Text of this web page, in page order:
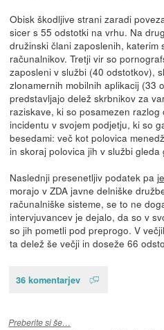
Obisk škodljive strani zaradi
sicer s 55 odstotki na vrhu. Na
družinski člani zaposlenih, katerim
računalnikov. Tretji vir so
zaposleni v službi (40 odstotkov),
zlonamernih mobilnih aplikacij (33
predstavljajo delež skrbnikov za
raziskave, ki so posamezen
incidentu v svojem podjetju, ki so
besedami: več kot polovica
in skoraj polovica jih v službi gleda
Naslednji presenetljiv podatek pa
morajo v ZDA javne delniške
računalniške sisteme, se to ne
intervjuvancev je dejalo, da so v
so jih pometli pod preprogo. V
ta delež še večji in doseže 66
36 komentarjev
Preberite si še…